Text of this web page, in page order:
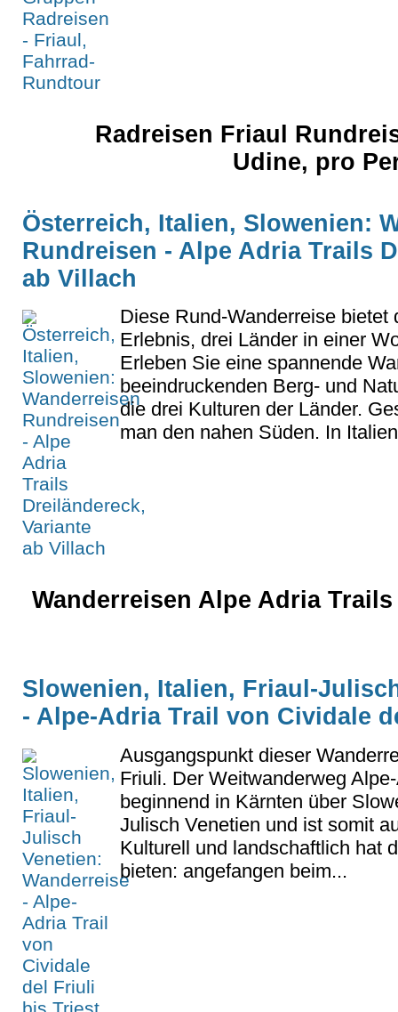
Radreisen Friaul
Udine, pro
Österreich, Italien, Slowenien:
Rundreisen - Alpe Adria Trails
ab Villach
Diese Rund-Wanderreise bietet
Erlebnis, drei Länder in einer
Erleben Sie eine spannende
beeindruckenden Berg- und
die drei Kulturen der Länder.
man den nahen Süden. In
Wanderreisen Alpe Adria
Slowenien, Italien, Friaul-
- Alpe-Adria Trail von Cividale
Ausgangspunkt dieser
Friuli. Der Weitwanderweg
beginnend in Kärnten über
Julisch Venetien und ist somit
Kulturell und landschaftlich hat
bieten: angefangen beim...